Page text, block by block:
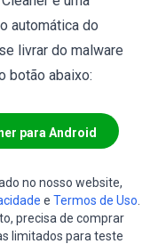
automática do
livrar do malware
botão abaixo:
para Android
no nosso website,
e Termos de Uso
precisa de comprar
limitados para teste